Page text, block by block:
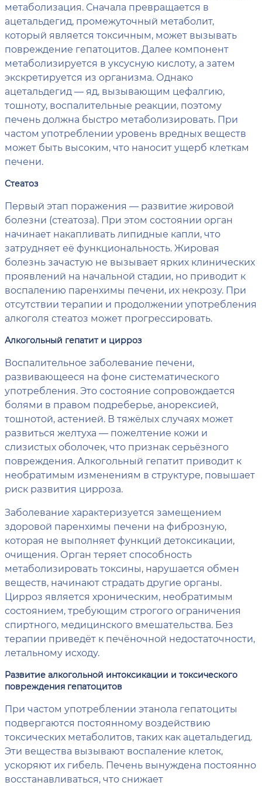
метаболизация. Сначала превращается в
ацетальдегид, промежуточный метаболит,
который является токсичным, может вызывать
повреждение гепатоцитов. Далее компонент
метаболизируется в уксусную кислоту, а затем
экскретируется из организма. Однако
ацетальдегид — яд, вызывающим цефалгию,
тошноту, воспалительные реакции, поэтому
печень должна быстро метаболизировать. При
частом употреблении уровень вредных веществ
может быть высоким, что наносит ущерб клеткам
печени.
Стеатоз
Первый этап поражения — развитие жировой
болезни (стеатоза). При этом состоянии орган
начинает накапливать липидные капли, что
затрудняет её функциональность. Жировая
болезнь зачастую не вызывает ярких клинических
проявлений на начальной стадии, но приводит к
воспалению паренхимы печени, их некрозу. При
отсутствии терапии и продолжении употребления
алкоголя стеатоз может прогрессировать.
Алкогольный гепатит и цирроз
Воспалительное заболевание печени,
развивающееся на фоне систематического
употребления. Это состояние сопровождается
болями в правом подреберье, анорексией,
тошнотой, астенией. В тяжёлых случаях может
развиться желтуха — пожелтение кожи и
слизистых оболочек, что признак серьёзного
повреждения. Алкогольный гепатит приводит к
необратимым изменениям в структуре, повышает
риск развития цирроза.
Заболевание характеризуется замещением
здоровой паренхимы печени на фиброзную,
которая не выполняет функций детоксикации,
очищения. Орган теряет способность
метаболизировать токсины, нарушается обмен
веществ, начинают страдать другие органы.
Цирроз является хроническим, необратимым
состоянием, требующим строгого ограничения
спиртного, медицинского вмешательства. Без
терапии приведёт к печёночной недостаточности,
летальному исходу.
Развитие алкогольной интоксикации и токсического
повреждения гепатоцитов
При частом употреблении этанола гепатоциты
подвергаются постоянному воздействию
токсических метаболитов, таких как ацетальдегид.
Эти вещества вызывают воспаление клеток,
ускоряют их гибель. Печень вынуждена постоянно
восстанавливаться, что снижает